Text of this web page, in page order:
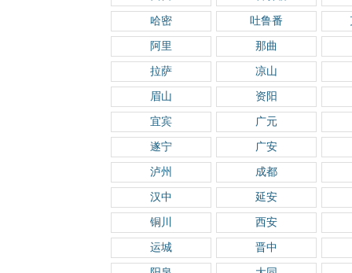
哈密 吐鲁番
阿里 那曲
拉萨 凉山
眉山 资阳
宜宾 广元
遂宁 广安
泸州 成都
汉中 延安
铜川 西安
运城 晋中